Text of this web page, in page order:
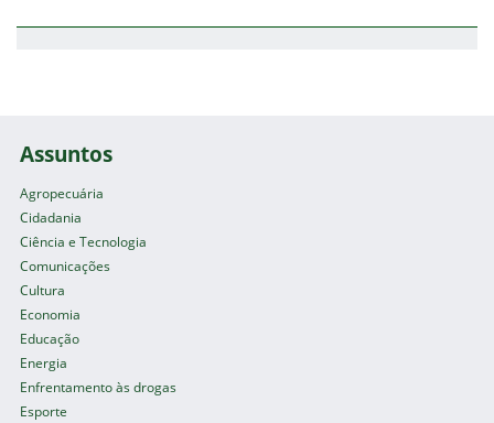
Assuntos
Agropecuária
Cidadania
Ciência e Tecnologia
Comunicações
Cultura
Economia
Educação
Energia
Enfrentamento às drogas
Esporte